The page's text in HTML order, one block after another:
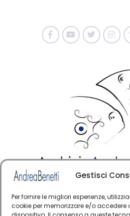
Gestisci
Per fornire le migliori esperienze,
cookie per memorizzare e/o accedere
© Copyright · Tutti i diritti
Contemporanea
Questo sito è protetto da